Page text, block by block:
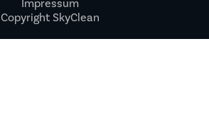
Copyright SkyClean
Impressum